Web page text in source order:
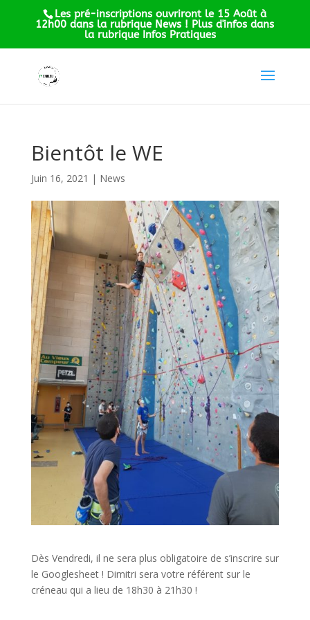
Les pré-inscriptions ouvriront le 15 Août à
12h00 dans la rubrique News ! Plus d'infos dans
la rubrique Infos Pratiques
Bientôt le WE
Juin 16, 2021 | News
Dès Vendredi, il ne sera plus obligatoire de s’inscrire sur
le Googlesheet ! Dimitri sera votre référent sur le
créneau qui a lieu de 18h30 à 21h30 !